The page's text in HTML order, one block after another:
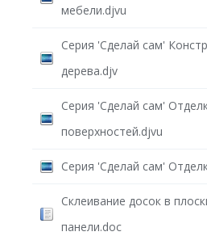
мебели.djvu
Серия 'Сделай сам'
дерева.djv
Серия 'Сделай сам'
поверхностей.djvu
Серия 'Сделай сам'
Склеивание досок в
панели.doc